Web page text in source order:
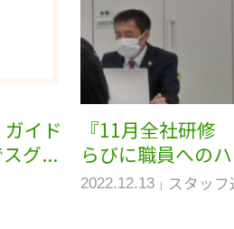
イド
グ...
『11月全社研
らびに職員への
2022.12.13 スタッフ